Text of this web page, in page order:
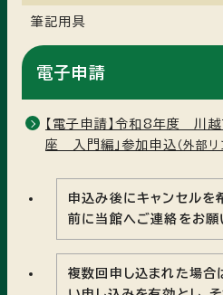
筆記用具
電子申請
【電子申請】令和8年度 川
座 入門編」参加申込 （外部リ
申込み後にキャンセルを
前に当館へご連絡をお願
複数回申し込まれた場合